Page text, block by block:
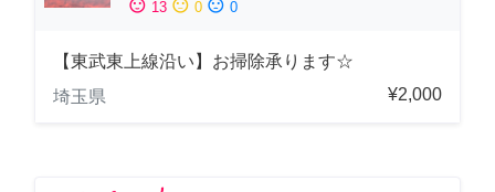
sentiment_satisfied 13 sentiment_neutral 0 sentiment_dissatisfied 0
【東武東上線沿い】お掃除承ります☆
埼玉県
¥2,000